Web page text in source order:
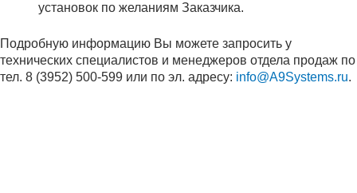
установок по желаниям Заказчика.
Подробную информацию Вы можете запросить у
технических специалистов и менеджеров отдела продаж по
тел. 8 (3952) 500-599 или по эл. адресу: info@A9Systems.ru.